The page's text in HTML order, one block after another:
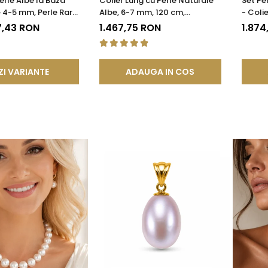
5 mm, Perle Rare,
Aur 14K |
RON
VARIANTE
Albe, 6-7 mm, 120 cm,
Închizătoare Argint 925 |
KASKADDA®
1.467,75 RON
ADAUGA IN COS
-